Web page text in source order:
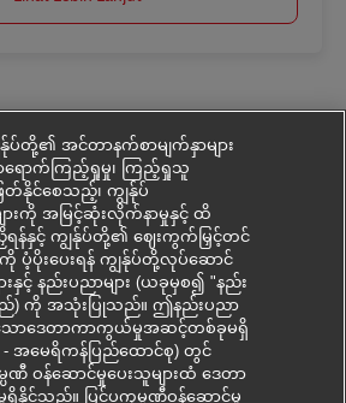
၏ အင်တာနက်စာမျက်နှာများ
ရောက်ကြည့်ရှုမှု၊ ကြည့်ရှုသူ
နိုင်စေသည့်၊ ကျွန်ုပ်
းကို အမြင့်ဆုံးလိုက်နာမှုနှင့် ထိ
န်နှင့် ကျွန်ုပ်တို့၏ ဈေးကွက်မြှင့်တင်
းကို ပံ့ပိုးပေးရန် ကျွန်ုပ်တို့လုပ်ဆောင်
နှင့် နည်းပညာများ (ယခုမှစ၍ "နည်း
ည်) ကို အသုံးပြုသည်။ ဤနည်းပညာ
ောဒေတာကာကွယ်မှုအဆင့်တစ်ခုမရှိ
- အမေရိကန်ပြည်ထောင်စု) တွင်
ဏီ ဝန်ဆောင်မှုပေးသူများထံ ဒေတာ
ရှိနိုင်သည်။ ပြင်ပကုမ္ပဏီဝန်ဆောင်မှု